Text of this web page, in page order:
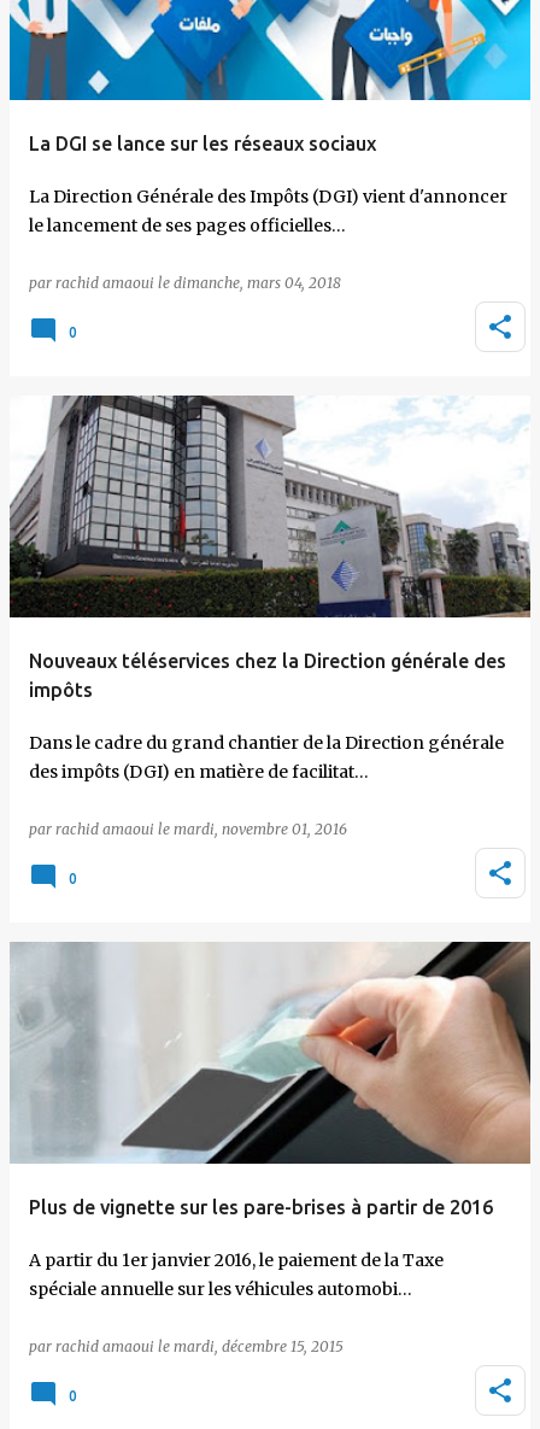
La DGI se lance sur les réseaux sociaux
La Direction Générale des Impôts (DGI) vient d'annoncer
le lancement de ses pages officielles…
par rachid amaoui le dimanche, mars 04, 2018
0
Nouveaux téléservices chez la Direction générale des
impôts
Dans le cadre du grand chantier de la Direction générale
des impôts (DGI) en matière de facilitat…
par rachid amaoui le mardi, novembre 01, 2016
0
Plus de vignette sur les pare-brises à partir de 2016
A partir du 1er janvier 2016, le paiement de la Taxe
spéciale annuelle sur les véhicules automobi…
par rachid amaoui le mardi, décembre 15, 2015
0